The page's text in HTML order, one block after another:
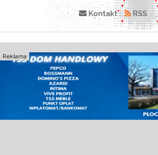
Kontakt RSS
Reklama